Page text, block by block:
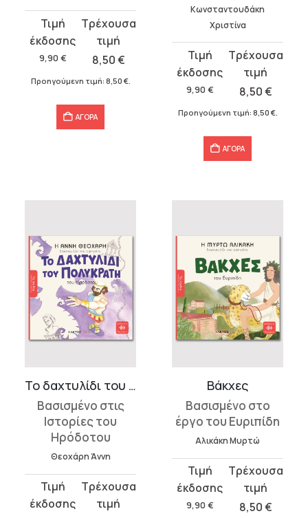
9,90 €
Original
price
was:
8,50€
τρέχουσα
τιμή
Προηγούμενη τιμή: 8,50 €.
ΑΓΟΡΑ
Κωνσταντουδάκη
Χριστίνα
9,90 €
Original
price
was:
8,50€
τρέχουσα
τιμή
Προηγούμενη τιμή: 8,50 €.
ΑΓΟΡΑ
Το δαχτυλίδι του Πολυκράτη
Βασισμένο στις
Ιστορίες του
Ηρόδοτου
Θεοχάρη Άννη
Original
price
τρέχουσα
Βάκχες
Βασισμένο στο
έργο του Ευριπίδη
Αλικάκη Μυρτώ
9,90 €
Original
price
was:
8,50€
τρέχουσα
τιμή